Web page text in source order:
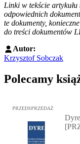
Linki w tekście artykułu
odpowiednich
te dokumenty,
do treści dokumentów
Autor:
Krzysztof Sobczak
Polecamy
Przejdź do:
PRZEDSPRZEDAŻ